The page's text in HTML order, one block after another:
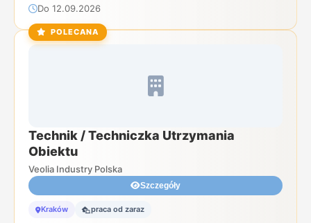
Do 12.09.2026
POLECANA
Technik / Techniczka Utrzymania
Obiektu
Veolia Industry Polska
Szczegóły
Kraków praca od zaraz